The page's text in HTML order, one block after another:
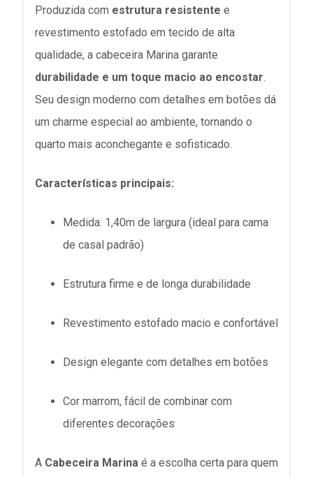
Produzida com estrutura resistente e
revestimento estofado em tecido de alta
qualidade, a cabeceira Marina garante
durabilidade e um toque macio ao encostar.
Seu design moderno com detalhes em botões dá
um charme especial ao ambiente, tornando o
quarto mais aconchegante e sofisticado.
Características principais:
Medida: 1,40m de largura (ideal para cama
de casal padrão)
Estrutura firme e de longa durabilidade
Revestimento estofado macio e confortável
Design elegante com detalhes em botões
Cor marrom, fácil de combinar com
diferentes decorações
A Cabeceira Marina é a escolha certa para quem